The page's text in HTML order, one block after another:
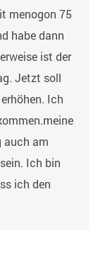
menogon 75
habe dann
ist der
Jetzt soll
Ich
auch am
Ich bin
ich den